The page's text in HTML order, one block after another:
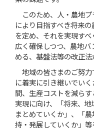
このため、人・農地プ
により目指すべき将来
を定め、それを実現す
広く確保しつつ、農地
める、基盤法等の改正法
地域の皆さまのご努力
に着実に引き継いでい
間、生産コストを減ら
実現に向け、「将来、
まとめていくか」、「
持・発展していくか」等